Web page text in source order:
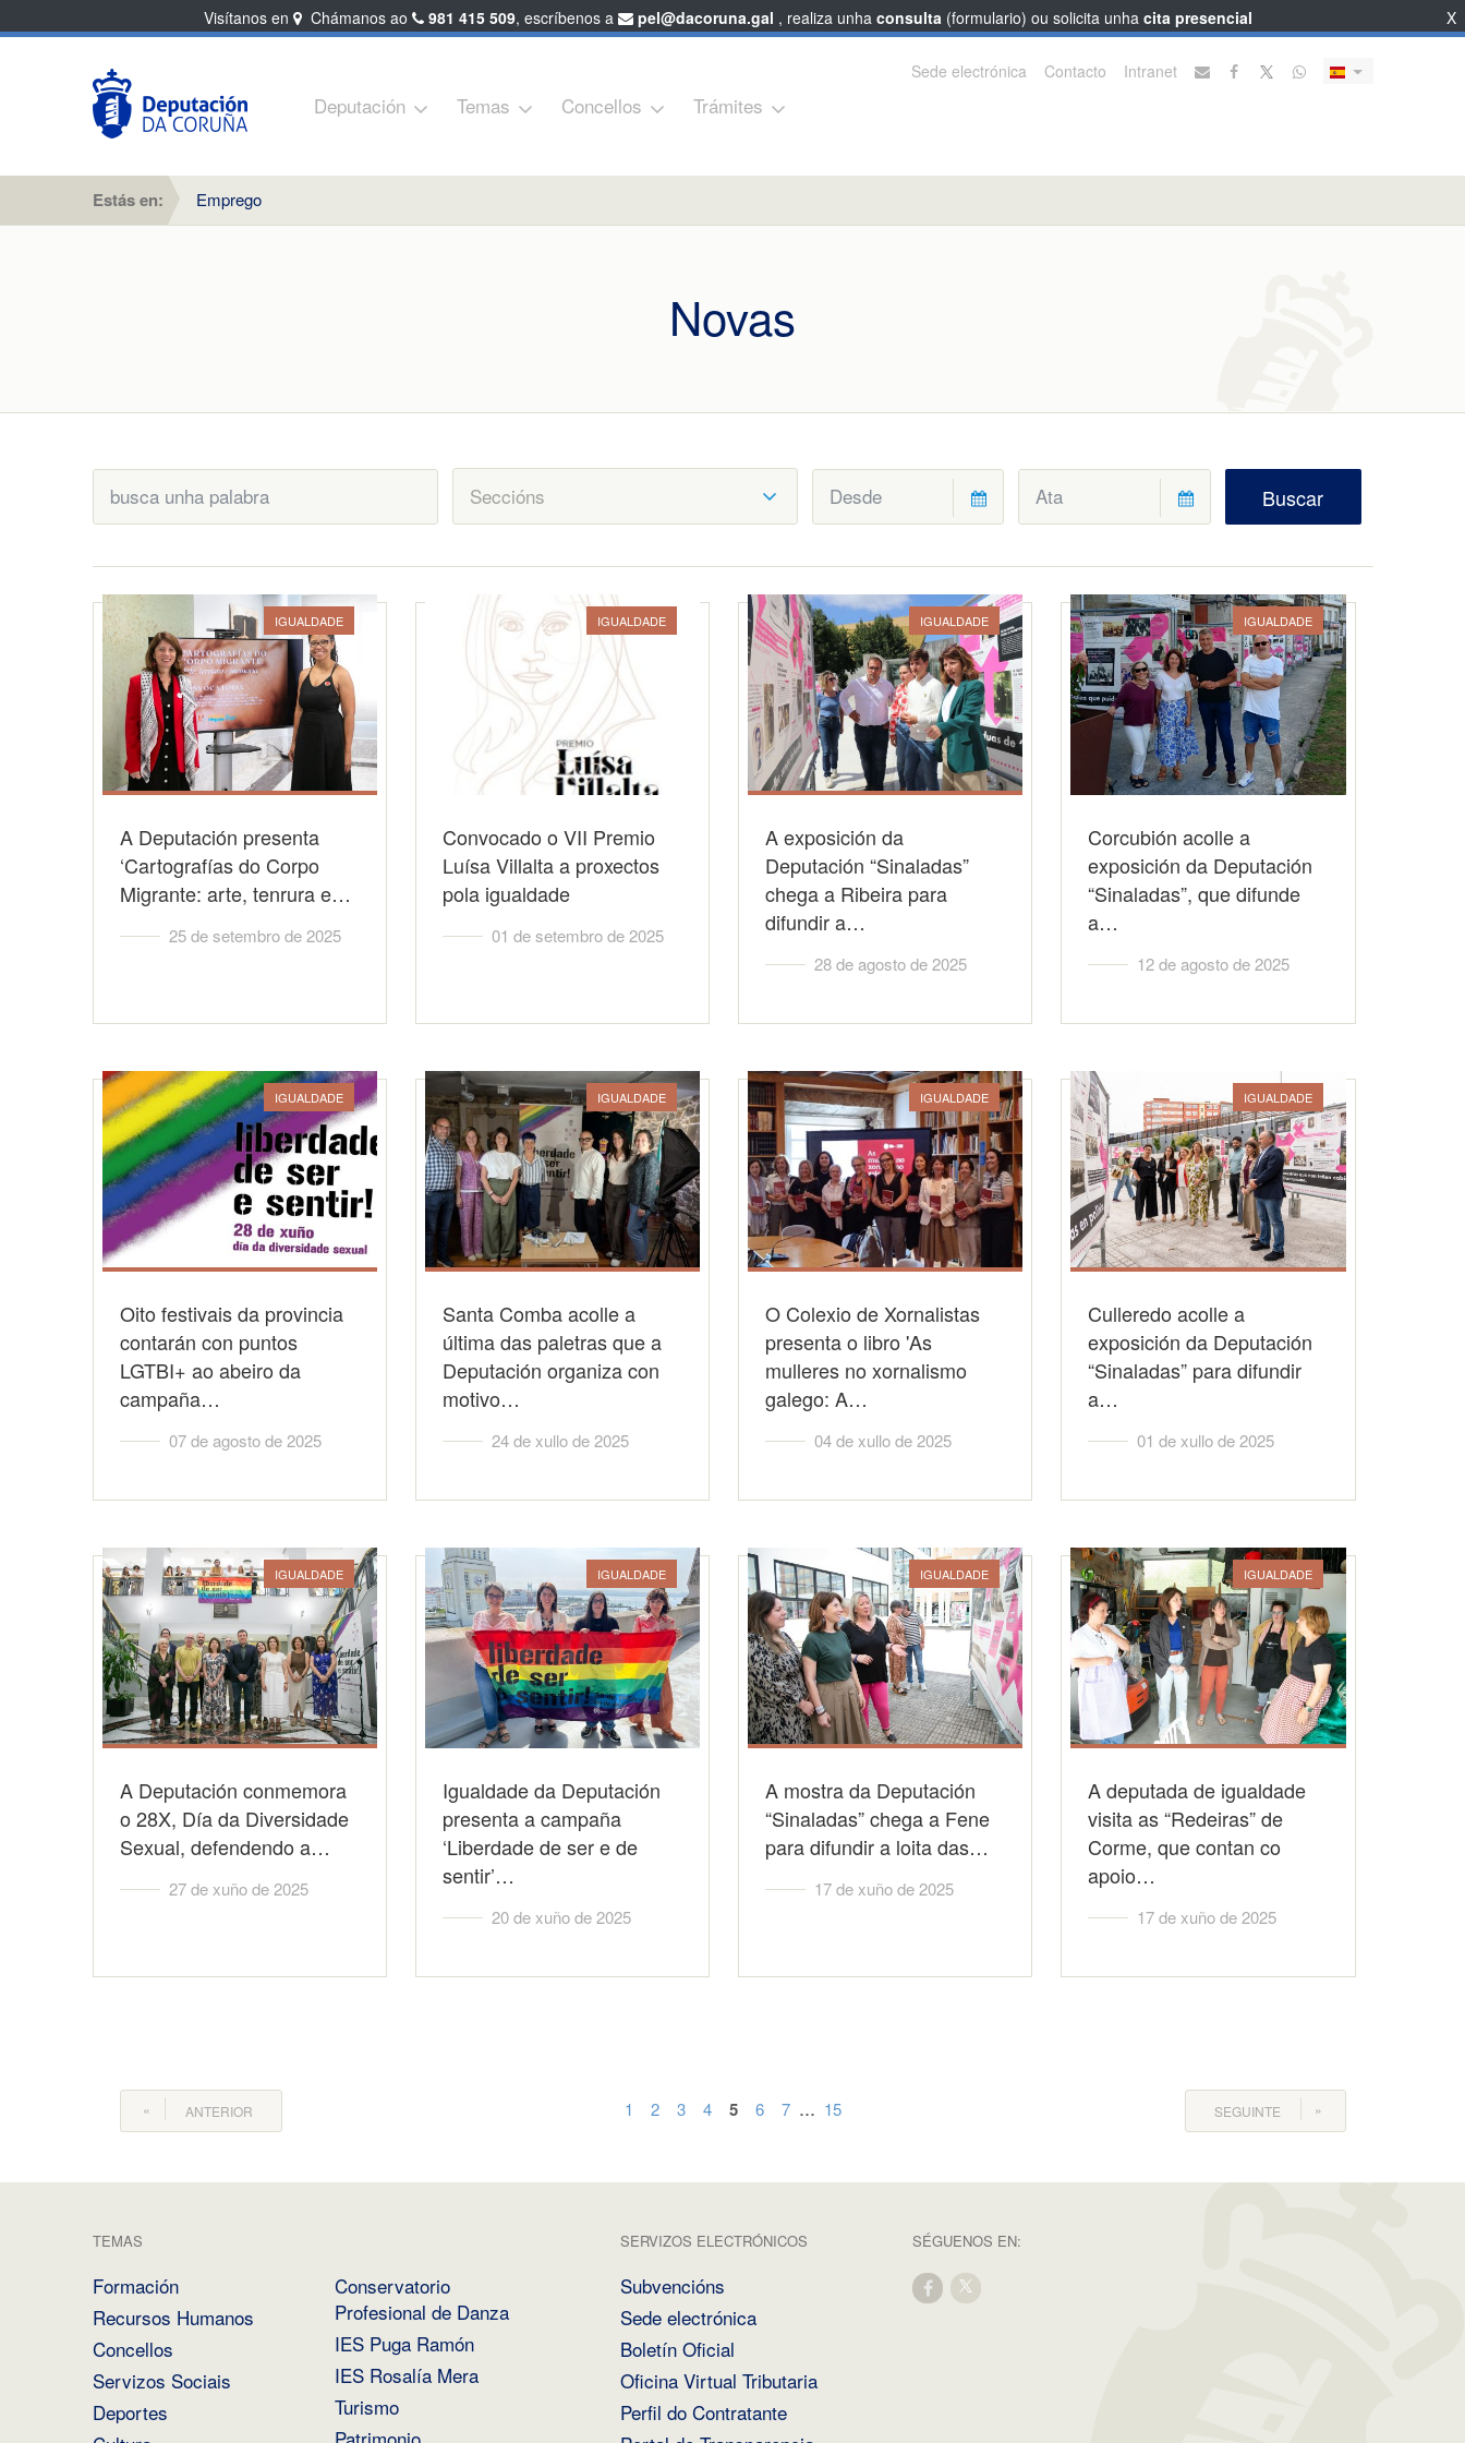
Sede electrónica Contacto Intranet
Deputación Temas Concellos Trámites
Estás en: Emprego
Novas
Buscar
IGUALDADE
A Deputación presenta
‘Cartografías do Corpo
Migrante: arte, tenrura e…
25 de setembro de 2025
IGUALDADE
Convocado o VII Premio
Luísa Villalta a proxectos
pola igualdade
01 de setembro de 2025
IGUALDADE
A exposición da
Deputación “Sinaladas”
chega a Ribeira para
difundir a…
28 de agosto de 2025
IGUALDADE
Corcubión acolle a
exposición da Deputación
“Sinaladas”, que difunde
a…
12 de agosto de 2025
IGUALDADE
Oito festivais da provincia
contarán con puntos
LGTBI+ ao abeiro da
campaña…
07 de agosto de 2025
IGUALDADE
Santa Comba acolle a
última das paletras que a
Deputación organiza con
motivo…
24 de xullo de 2025
IGUALDADE
O Colexio de Xornalistas
presenta o libro 'As
mulleres no xornalismo
galego: A…
04 de xullo de 2025
IGUALDADE
Culleredo acolle a
exposición da Deputación
“Sinaladas” para difundir
a…
01 de xullo de 2025
IGUALDADE
A Deputación conmemora
o 28X, Día da Diversidade
Sexual, defendendo a…
27 de xuño de 2025
IGUALDADE
Igualdade da Deputación
presenta a campaña
‘Liberdade de ser e de
sentir’…
20 de xuño de 2025
IGUALDADE
A mostra da Deputación
“Sinaladas” chega a Fene
para difundir a loita das…
17 de xuño de 2025
IGUALDADE
A deputada de igualdade
visita as “Redeiras” de
Corme, que contan co
apoio…
17 de xuño de 2025
ANTERIOR 1 2 3 4 5 6 7 ... 15 SEGUINTE
Visítanos en Chámanos ao 981 415 509, escríbenos a pel@dacoruna.gal , realiza unha consulta(formulario) ou solicita unha cita presencial X
TEMAS
Formación
Recursos Humanos
Concellos
Servizos Sociais
Deportes
Conservatorio
Profesional de Danza
IES Puga Ramón
IES Rosalía Mera
Turismo
SERVIZOS ELECTRÓNICOS
Subvencións
Sede electrónica
Boletín Oficial
Oficina Virtual Tributaria
Perfil do Contratante
SÉGUENOS EN: